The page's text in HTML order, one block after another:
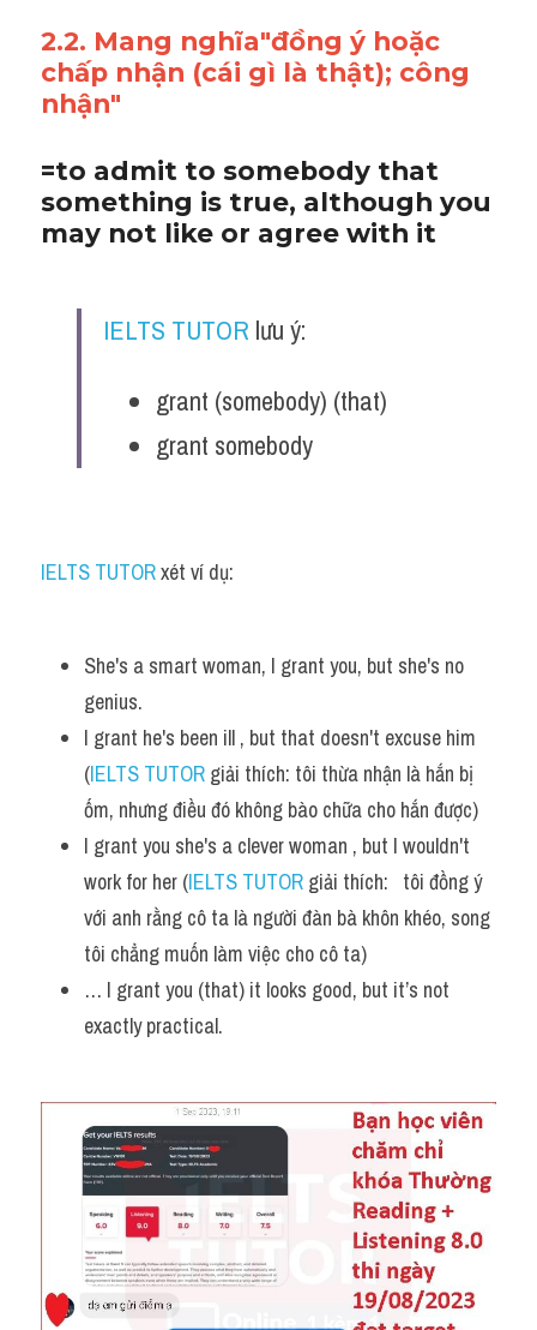
2.2. Mang nghĩa"đồng ý hoặc
chấp nhận (cái gì là thật); công
nhận"
=to admit to somebody that
something is true, although you
may not like or agree with it
IELTS TUTOR lưu ý:
grant (somebody) (that)
grant somebody
IELTS TUTOR xét ví dụ:
She's a smart woman, I grant you, but she's no
genius.
I grant he's been ill , but that doesn't excuse him
(IELTS TUTOR giải thích: tôi thừa nhận là hắn bị
ốm, nhưng điều đó không bào chữa cho hắn được)
I grant you she's a clever woman , but I wouldn't
work for her (IELTS TUTOR giải thích:   tôi đồng ý
với anh rằng cô ta là người đàn bà khôn khéo, song
tôi chẳng muốn làm việc cho cô ta)
… I grant you (that) it looks good, but it’s not
exactly practical.